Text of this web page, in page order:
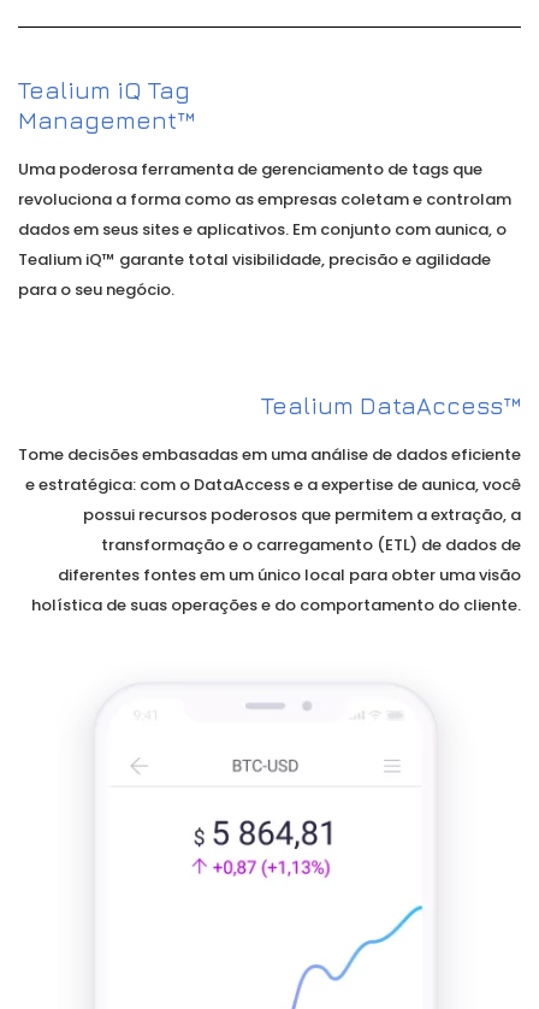
Tealium iQ Tag
Management™
Uma poderosa ferramenta de gerenciamento de tags que
revoluciona a forma como as empresas coletam e controlam
dados em seus sites e aplicativos. Em conjunto com aunica, o
Tealium iQ™ garante total visibilidade, precisão e agilidade
para o seu negócio.
Tealium DataAccess™
Tome decisões embasadas em uma análise de dados eficiente
e estratégica: com o DataAccess e a expertise de aunica, você
possui recursos poderosos que permitem a extração, a
transformação e o carregamento (ETL) de dados de
diferentes fontes em um único local para obter uma visão
holística de suas operações e do comportamento do cliente.